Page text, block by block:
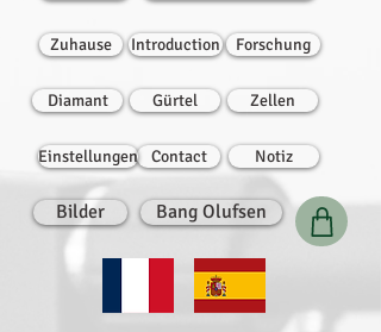
Zuhause Introduction Forschung
Diamant Gürtel Zellen
Einstellungen Contact Notiz
Bilder Bang Olufsen